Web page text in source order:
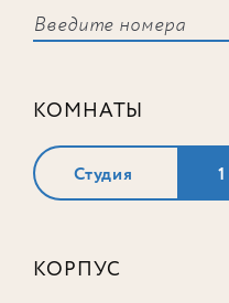
КОМНАТЫ
Студия 1
КОРПУС